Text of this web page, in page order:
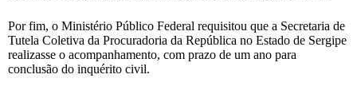
Por fim, o Ministério Público Federal requisitou que a Secretaria de
Tutela Coletiva da Procuradoria da República no Estado de Sergipe
realizasse o acompanhamento, com prazo de um ano para
conclusão do inquérito civil.